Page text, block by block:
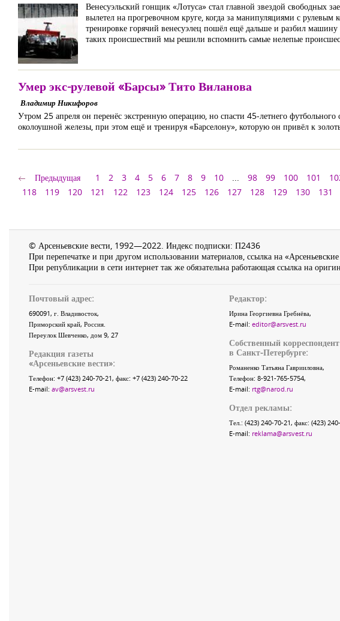
Венесуэльский гонщик «Лотуса» стал главной звездой свободных
вылетел на прогревочном круге, когда за манипуляциями с
тренировке горячий венесуэлец пошёл ещё дальше и разбил
таких происшествий мы решили вспомнить самые нелепые
Умер экс-рулевой «Барсы» Тито Виланова
Владимир Никифоров
Утром 25 апреля он перенёс экстренную операцию, но спасти 45-летнего
околоушной железы, при этом ещё и тренируя «Барселону», которую он привёл к
Предыдущая 1 2 3 4 5 6 7 8 9 10 ... 98 99 100 101
118
119 120 121 122 123 124 125 126 127 128 129 130 131
© Арсеньевские вести, 1992—2022. Индекс подписки: П2436
При перепечатке и при другом использовании материалов, ссылка на «Арсеньевские
При републикации в сети интернет так же обязательна работающая ссылка на
Почтовый адрес:
690091, г. Владивосток,
Приморский край, Россия.
Переулок Шевченко, дом 9, 27
Редакция газеты
«Арсеньевские вести»:
Телефон: +7 (423) 240-70-21, факс: +7 (423) 240-70-22
E-mail: av@arsvest.ru
Редактор:
Ирина Георгиевна Гребнёва,
E-mail: editor@arsvest.ru
Собственный
в Санкт-Петербурге:
Романенко Татьяна Гаврииловна,
Телефон: 8-921-765-5754,
E-mail: rtg@narod.ru
Отдел рекламы:
Тел.: (423) 240-70-21, факс: (423)
E-mail: reklama@arsvest.ru